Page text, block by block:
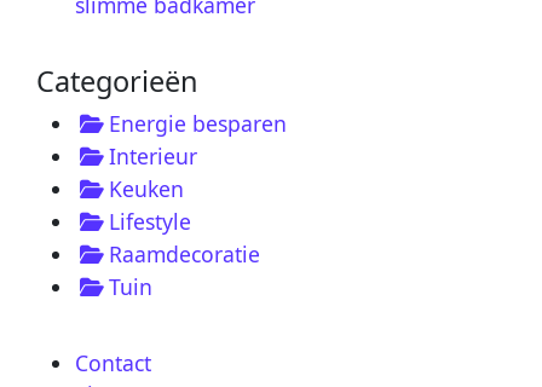
Categorieën
Energie besparen
Interieur
Keuken
Lifestyle
Raamdecoratie
Tuin
Contact